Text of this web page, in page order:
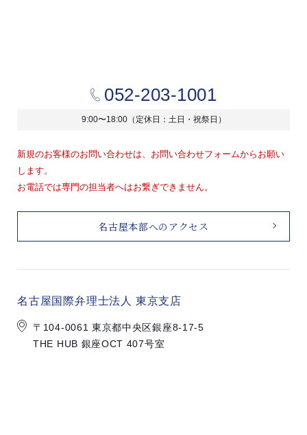
052-203-1001
9:00〜18:00（定休日：土日・祝祭日）
新規のお客様のお問い合わせは、お問い合わせフォームからお願い
します。
お電話では専門の担当者へはお繋ぎできません。
名古屋本部へのアクセス
名古屋国際弁理士法人 東京支店
〒104-0061 東京都中央区銀座8-17-5
THE HUB 銀座OCT 407号室